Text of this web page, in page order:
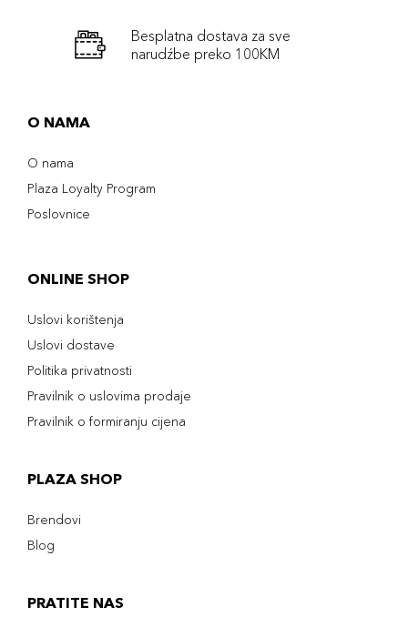
Besplatna dostava za sve
narudźbe preko 100KM
O NAMA
O nama
Plaza Loyalty Program
Poslovnice
ONLINE SHOP
Uslovi korištenja
Uslovi dostave
Politika privatnosti
Pravilnik o uslovima prodaje
Pravilnik o formiranju cijena
PLAZA SHOP
Brendovi
Blog
PRATITE NAS